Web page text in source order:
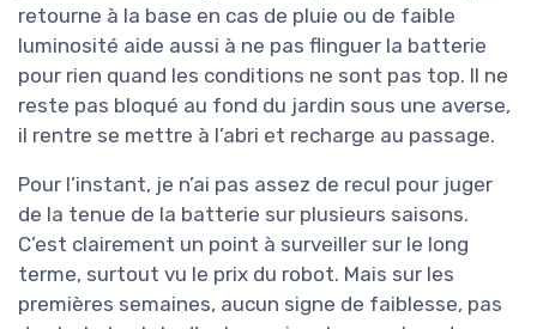
retourne à la base en cas de pluie ou de faible
luminosité aide aussi à ne pas flinguer la batterie
pour rien quand les conditions ne sont pas top. Il ne
reste pas bloqué au fond du jardin sous une averse,
il rentre se mettre à l’abri et recharge au passage.
Pour l’instant, je n’ai pas assez de recul pour juger
de la tenue de la batterie sur plusieurs saisons.
C’est clairement un point à surveiller sur le long
terme, surtout vu le prix du robot. Mais sur les
premières semaines, aucun signe de faiblesse, pas